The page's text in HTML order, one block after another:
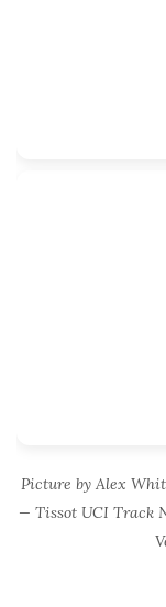
Picture by Alex
— Tissot UCI Track